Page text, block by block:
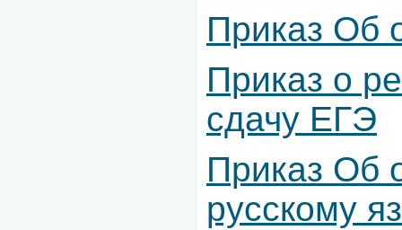
Приказ Об
Приказ о
сдачу ЕГЭ
Приказ Об
русскому